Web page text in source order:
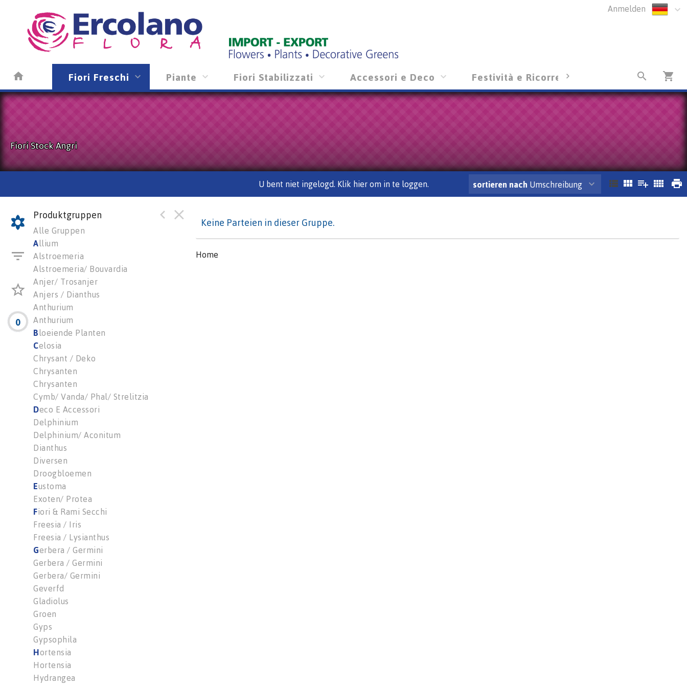
Anmelden
Fiori Freschi Piante Fiori Stabilizzati Accessori e Deco Festività e Ricorrenze Diventa
Fiori Stock Angri
U bent niet ingelogd. Klik hier om in te loggen. sortieren nach Umschreibung
0
Produktgruppen
Alle Gruppen
Allium
Alstroemeria
Alstroemeria/ Bouvardia
Anjer/ Trosanjer
Anjers / Dianthus
Anthurium
Anthurium
Bloeiende Planten
Celosia
Chrysant / Deko
Chrysanten
Chrysanten
Cymb/ Vanda/ Phal/ Strelitzia
Deco E Accessori
Delphinium
Delphinium/ Aconitum
Dianthus
Diversen
Droogbloemen
Eustoma
Exoten/ Protea
Fiori & Rami Secchi
Freesia / Iris
Freesia / Lysianthus
Gerbera / Germini
Gerbera / Germini
Gerbera/ Germini
Geverfd
Gladiolus
Groen
Gyps
Gypsophila
Hortensia
Hortensia
Hydrangea
Keine Parteien in dieser Gruppe.
Home